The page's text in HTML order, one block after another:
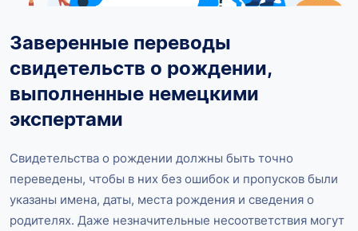
Заверенные переводы
свидетельств о рождении,
выполненные немецкими
экспертами
Свидетельства о рождении должны быть точно
переведены, чтобы в них без ошибок и пропусков были
указаны имена, даты, места рождения и сведения о
родителях. Даже незначительные несоответствия могут